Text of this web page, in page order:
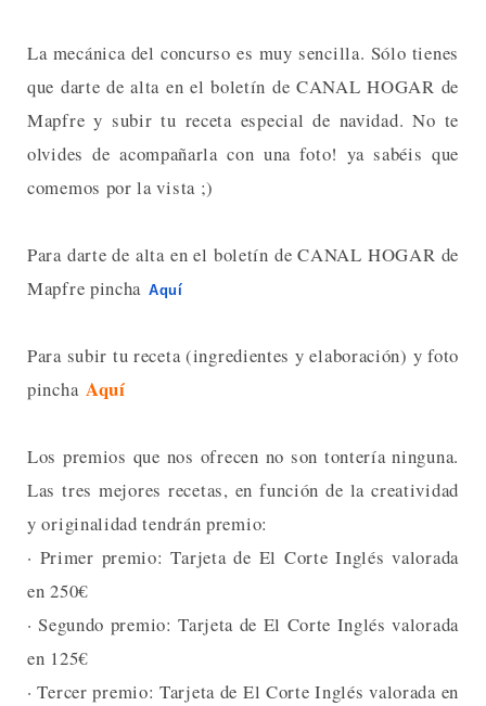
La mecánica del concurso es muy sencilla. Sólo tienes
que darte de alta en el boletín de CANAL HOGAR de
Mapfre y subir tu receta especial de navidad. No te
olvides de acompañarla con una foto! ya sabéis que
comemos por la vista ;)
Para darte de alta en el boletín de CANAL HOGAR de
Mapfre pincha Aquí
Para subir tu receta (ingredientes y elaboración) y foto
pincha Aquí
Los premios que nos ofrecen no son tontería ninguna.
Las tres mejores recetas, en función de la creatividad
y originalidad tendrán premio:
· Primer premio: Tarjeta de El Corte Inglés valorada
en 250€
· Segundo premio: Tarjeta de El Corte Inglés valorada
en 125€
· Tercer premio: Tarjeta de El Corte Inglés valorada en